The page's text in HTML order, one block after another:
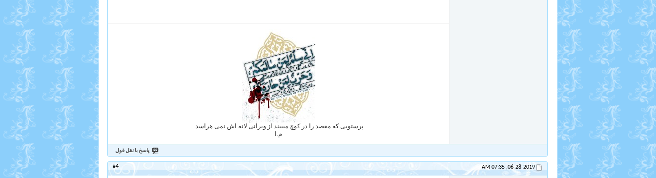
پرستویی که مقصد را در کوچ میبیند از ویرانی لانه اش نمی هراسد.
م.ا
پاسخ با نقل قول
06-28-2019,
07:35 AM
#4